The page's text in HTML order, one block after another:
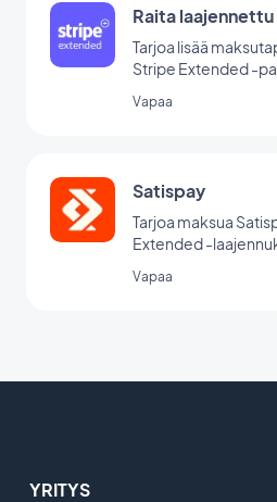
Raita laajennettu
Tarjoa lisää
Stripe Extended -
Vapaa
Satispay
Tarjoa maksua
Extended -
Vapaa
YRITYS